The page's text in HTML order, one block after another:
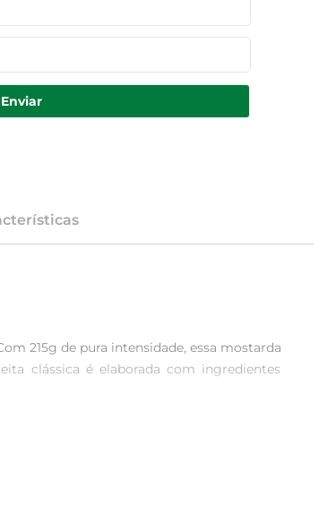
Enviar
215g de pura intensidade, essa mostarda
clássica é elaborada com ingredientes